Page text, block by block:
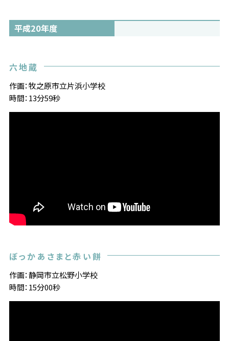
平成20年度
六地蔵
作画：牧之原市立片浜小学校
時間：13分59秒
ぼっかあさまと赤い餅
作画：静岡市立松野小学校
時間：15分00秒